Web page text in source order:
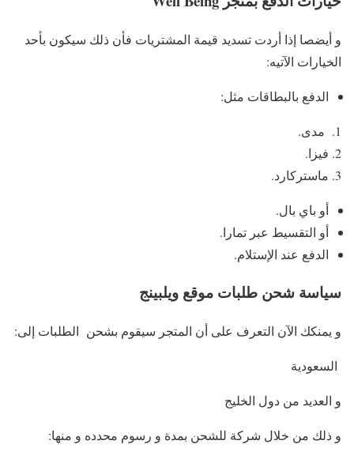
و أيضصا إذا أردت تسديد قيمة المشتريات فأن ذلك سيكون بأحد
الخيارات الآتيه:
الدفع بالبطاقات مثل:
مدى.
فيزا.
ماستركارد.
أو باي بال.
أو التقسيط عبر تمارا.
الدفع عند الإستلام.
سياسة شحن طلبات موقع ويلبينج
و يمنكك الآن التعرف على أن المتجر سيقوم بشحن الطلبات إلى:
السعودية
و العديد من دول الخليج
و ذلك من خلال شركة للشحن بمدة و رسوم محدده و منها: